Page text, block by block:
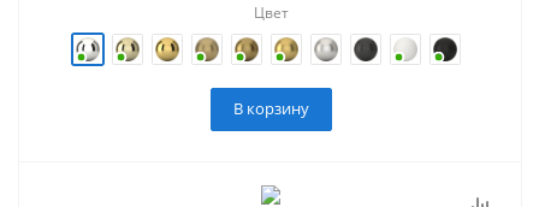
Цвет
В корзину